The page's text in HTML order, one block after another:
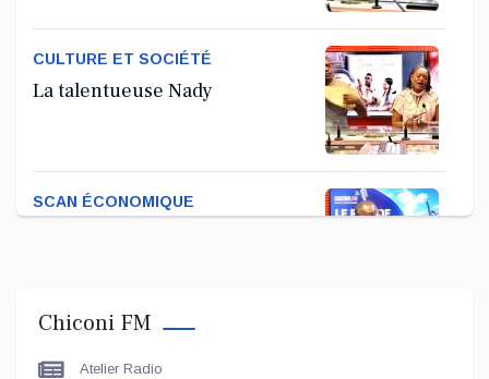
CULTURE ET SOCIÉTÉ
La talentueuse Nady
SCAN ÉCONOMIQUE
Chiconi FM
Atelier Radio